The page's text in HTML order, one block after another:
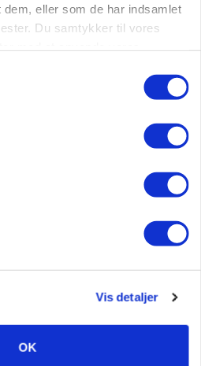
eller som de har indsamlet
Du samtykker til vores
Vis detaljer
OK
på elefantgræs